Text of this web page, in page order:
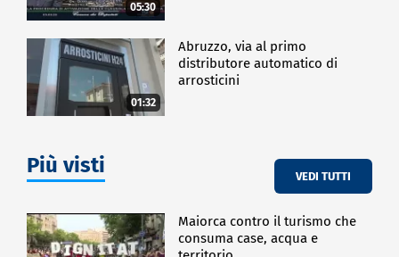
05:30
01:32
Abruzzo, via al primo
distributore automatico di
arrosticini
Più visti VEDI TUTTI
Maiorca contro il turismo che
consuma case, acqua e